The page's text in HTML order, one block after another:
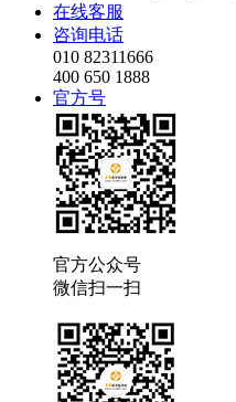
在线客服
咨询电话
010 82311666
400 650 1888
官方号
官方公众号
微信扫一扫